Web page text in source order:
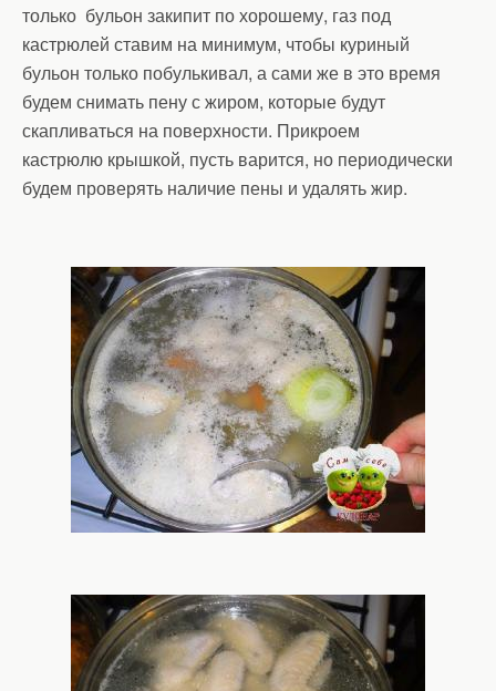
только бульон закипит по хорошему, газ под
кастрюлей ставим на минимум, чтобы куриный
бульон только побулькивал, а сами же в это время
будем снимать пену с жиром, которые будут
скапливаться на поверхности. Прикроем
кастрюлю крышкой, пусть варится, но периодически
будем проверять наличие пены и удалять жир.